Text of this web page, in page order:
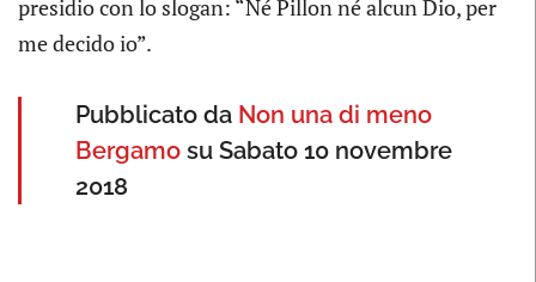
presidio con lo slogan: “Né Pillon né alcun Dio, per
me decido io”.
Pubblicato da Non una di meno
Bergamo su Sabato 10 novembre
2018